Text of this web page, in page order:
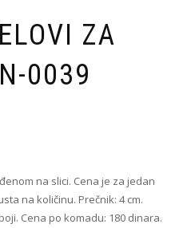
ZA
0039
na slici. Cena je za jedan
na količinu. Prečnik: 4 cm.
Cena po komadu: 180 dinara.